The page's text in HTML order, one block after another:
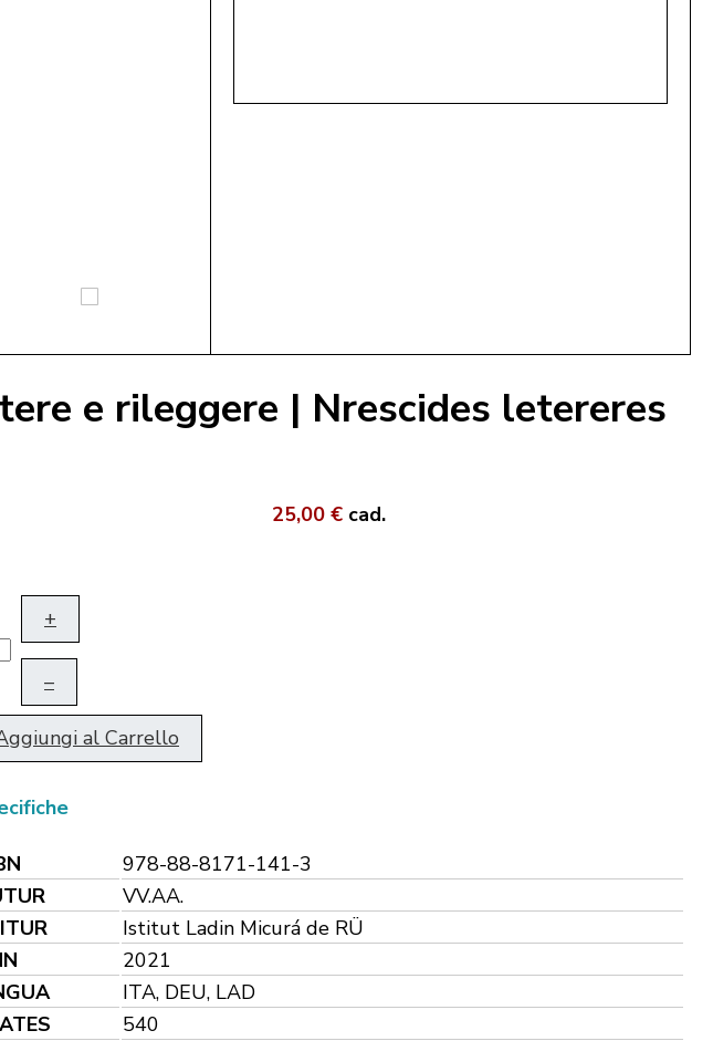
e rileggere | Nrescides letereres
25,00 € cad.
+
–
al Carrello
978-88-8171-141-3
VV.AA.
Istitut Ladin Micurá de RÜ
2021
ITA, DEU, LAD
540